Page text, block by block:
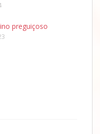
preguiçoso